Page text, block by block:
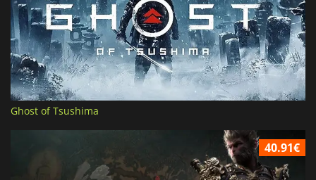
Ghost of Tsushima
40.91€